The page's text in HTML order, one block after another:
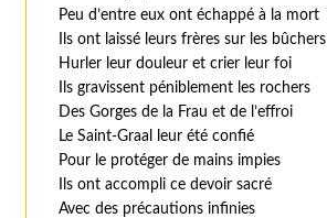
Peu d’entre eux ont échappé à la mort
Ils ont laissé leurs frères sur les bûchers
Hurler leur douleur et crier leur foi
Ils gravissent péniblement les rochers
Des Gorges de la Frau et de l’effroi
Le Saint-Graal leur été confié
Pour le protéger de mains impies
Ils ont accompli ce devoir sacré
Avec des précautions infinies